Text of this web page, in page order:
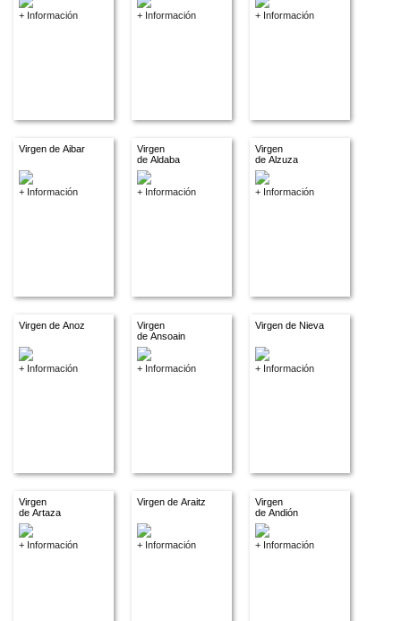
+ Información
+ Información + Información
Virgen de Aibar
+ Información
Virgen
de Aldaba
+ Información
Virgen
de Alzuza
+ Información
Virgen de Anoz
+ Información
Virgen
de Ansoain
+ Información
Virgen de Nieva
+ Información
Virgen
de Artaza
+ Información
Virgen de Araitz
+ Información
Virgen
de Andión
+ Información